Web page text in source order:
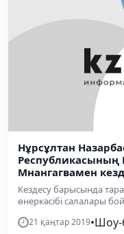
Нұрсұлтан
Республикасының
Мнангагвамен
Кездесу барысында
өнеркәсібі салалары
21 қаңтар 2019•Шоу-